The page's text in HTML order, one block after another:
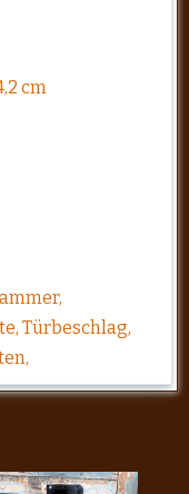
cm
Türbeschlag,